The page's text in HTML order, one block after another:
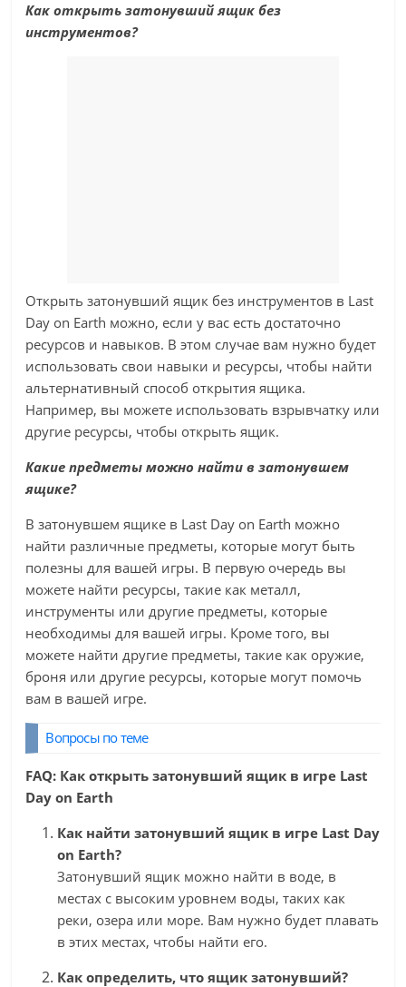
Как открыть затонувший ящик без
инструментов?
Открыть затонувший ящик без инструментов в Last
Day on Earth можно, если у вас есть достаточно
ресурсов и навыков. В этом случае вам нужно будет
использовать свои навыки и ресурсы, чтобы найти
альтернативный способ открытия ящика.
Например, вы можете использовать взрывчатку или
другие ресурсы, чтобы открыть ящик.
Какие предметы можно найти в затонувшем
ящике?
В затонувшем ящике в Last Day on Earth можно
найти различные предметы, которые могут быть
полезны для вашей игры. В первую очередь вы
можете найти ресурсы, такие как металл,
инструменты или другие предметы, которые
необходимы для вашей игры. Кроме того, вы
можете найти другие предметы, такие как оружие,
броня или другие ресурсы, которые могут помочь
вам в вашей игре.
Вопросы по теме
FAQ: Как открыть затонувший ящик в игре Last
Day on Earth
Как найти затонувший ящик в игре Last Day
on Earth?
Затонувший ящик можно найти в воде, в
местах с высоким уровнем воды, таких как
реки, озера или море. Вам нужно будет плавать
в этих местах, чтобы найти его.
Как определить, что ящик затонувший?